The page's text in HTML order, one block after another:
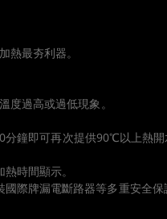
最夯利器。
過高或過低現象。
鐘即可再次提供90℃以上熱開
時間顯示。
際牌漏電斷路器等多重安全保